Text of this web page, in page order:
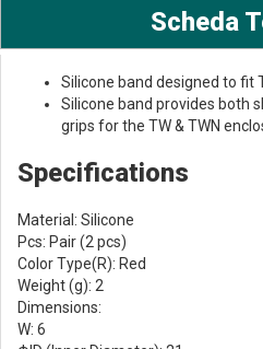
Scheda
Silicone band designed to fit
Silicone band provides both
grips for the TW & TWN
Specifications
Material: Silicone
Pcs: Pair (2 pcs)
Color Type(R): Red
Weight (g): 2
Dimensions:
W: 6